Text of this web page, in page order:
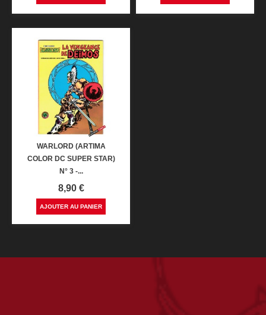
WARLORD (ARTIMA
COLOR DC SUPER STAR)
N° 3 -...
Prix
8,90 €
AJOUTER AU PANIER